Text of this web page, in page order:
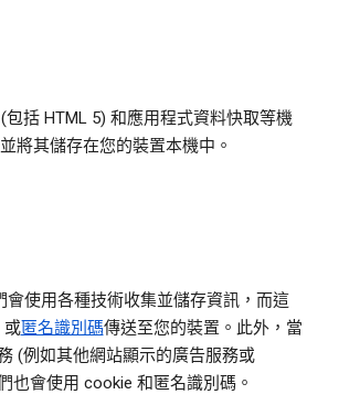
括 HTML 5) 和應用程式資料快取等機
將其儲存在您的裝置本機中。
會使用各種技術收集並儲存資訊，而這
或匿名識別碼傳送至您的裝置。此外，當
(例如其他網站顯示的廣告服務或
也會使用 cookie 和匿名識別碼。